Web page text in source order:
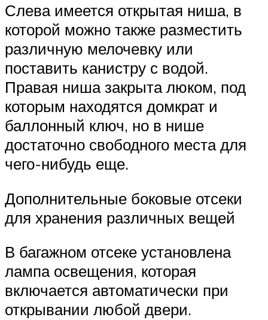
Слева имеется открытая ниша, в
которой можно также разместить
различную мелочевку или
поставить канистру с водой.
Правая ниша закрыта люком, под
которым находятся домкрат и
баллонный ключ, но в нише
достаточно свободного места для
чего-нибудь еще.
Дополнительные боковые отсеки
для хранения различных вещей
В багажном отсеке установлена
лампа освещения, которая
включается автоматически при
открывании любой двери.